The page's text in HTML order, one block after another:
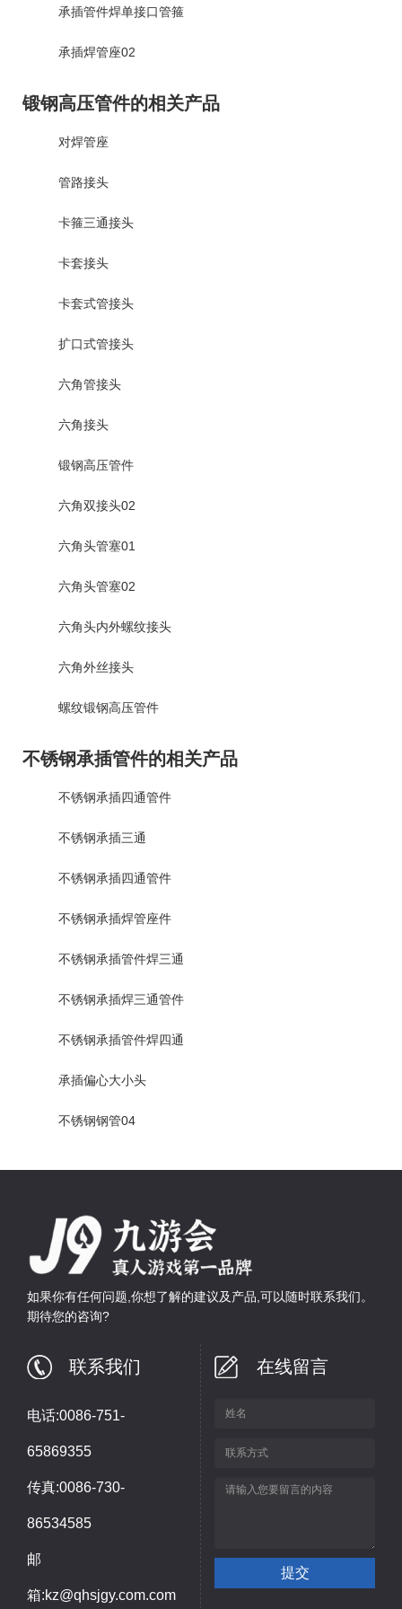
承插管件焊单接口管箍
承插焊管座02
锻钢高压管件的相关产品
对焊管座
管路接头
卡箍三通接头
卡套接头
卡套式管接头
扩口式管接头
六角管接头
六角接头
锻钢高压管件
六角双接头02
六角头管塞01
六角头管塞02
六角头内外螺纹接头
六角外丝接头
螺纹锻钢高压管件
不锈钢承插管件的相关产品
不锈钢承插四通管件
不锈钢承插三通
不锈钢承插四通管件
不锈钢承插焊管座件
不锈钢承插管件焊三通
不锈钢承插焊三通管件
不锈钢承插管件焊四通
承插偏心大小头
不锈钢钢管04
如果你有任何问题,你想了解的建议及产品,可以随时联系我们。
期待您的咨询?
联系我们
电话:0086-751-
65869355
传真:0086-730-
86534585
邮
箱:kz@qhsjgy.com.com
在线留言